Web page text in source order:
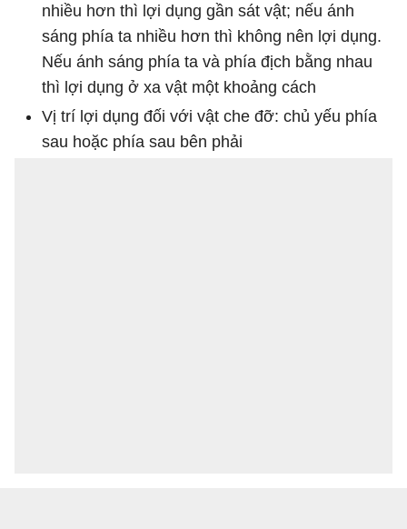
nhiều hơn thì lợi dụng gần sát vật; nếu ánh
sáng phía ta nhiều hơn thì không nên lợi dụng.
Nếu ánh sáng phía ta và phía địch bằng nhau
thì lợi dụng ở xa vật một khoảng cách
Vị trí lợi dụng đối với vật che đỡ: chủ yếu phía
sau hoặc phía sau bên phải